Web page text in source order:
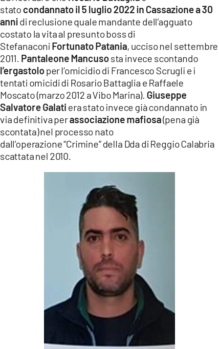
stato condannato il 5 luglio 2022 in Cassazione a 30
anni di reclusione quale mandante dell’agguato
costato la vita al presunto boss di
Stefanaconi Fortunato Patania, ucciso nel settembre
2011. Pantaleone Mancusosta invece scontando
l’ergastoloper l’omicidio di Francesco Scrugli e i
tentati omicidi di Rosario Battaglia e Raffaele
Moscato (marzo 2012 a Vibo Marina). Giuseppe
Salvatore Galati era stato invece già condannato in
via definitiva perassociazione mafiosa(pena già
scontata) nel processo nato
dall’operazione “Crimine” della Dda di Reggio Calabria
scattata nel 2010.